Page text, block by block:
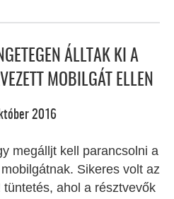
ÁLLTAK KI A
MOBILGÁT ELLEN
2016
megálljt kell parancsolni a
Sikeres volt az
ahol a résztvevők